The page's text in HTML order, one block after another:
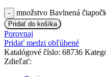
množstvo Bavlnená
Pridať do košíka
Porovnaj
Pridať medzi obľúbené
Katalógové číslo: 68736
Zdieľať: